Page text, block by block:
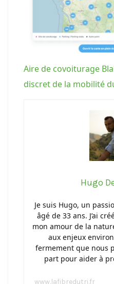
Aire de covoiturage
discret de la mobilité
Hugo
Je suis Hugo, un
âgé de 33 ans. J’ai
mon amour de la
aux enjeux
fermement que nous
part pour aider à
www.lafibredutri.fr